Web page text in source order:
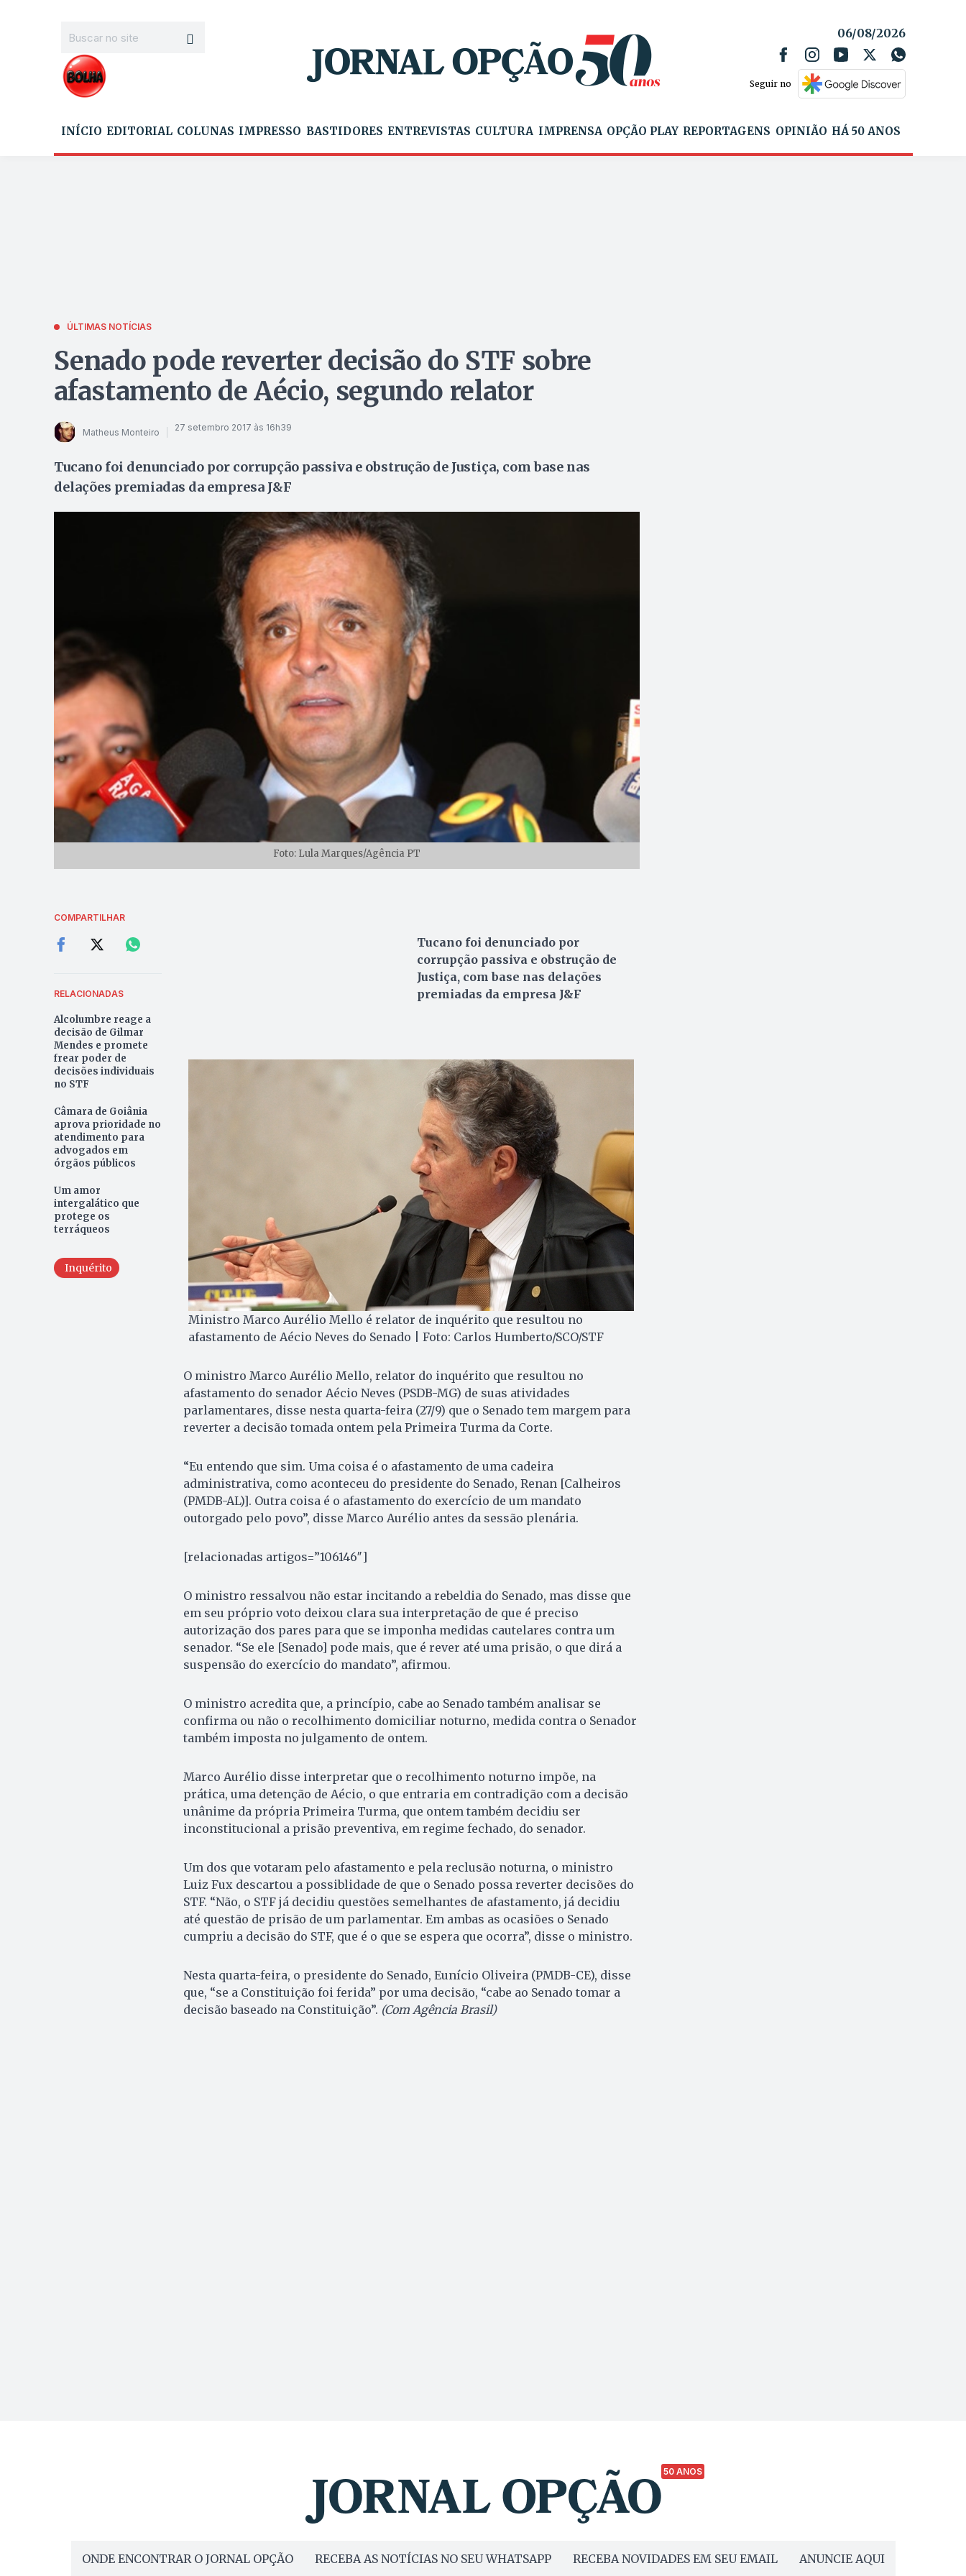
06/08/2026
Seguir no
INÍCIO EDITORIAL COLUNAS IMPRESSO BASTIDORES ENTREVISTAS CULTURA IMPRENSA OPÇÃO PLAY REPORTAGENS OPINIÃO HÁ 50 ANOS
ÚLTIMAS NOTÍCIAS
Senado pode reverter decisão do STF sobre
afastamento de Aécio, segundo relator
Matheus Monteiro 27 setembro 2017 às 16h39
Tucano foi denunciado por corrupção passiva e obstrução de Justiça, com base nas
delações premiadas da empresa J&F
Foto: Lula Marques/Agência PT
COMPARTILHAR
RELACIONADAS
Alcolumbre reage a
decisão de Gilmar
Mendes e promete
frear poder de
decisões individuais
no STF
Câmara de Goiânia
aprova prioridade no
atendimento para
advogados em
órgãos públicos
Um amor
intergalático que
protege os
terráqueos
Inquérito
Tucano foi denunciado por
corrupção passiva e obstrução de
Justiça, com base nas delações
premiadas da empresa J&F
Ministro Marco Aurélio Mello é relator de inquérito que resultou no
afastamento de Aécio Neves do Senado | Foto: Carlos Humberto/SCO/STF
O ministro Marco Aurélio Mello, relator do inquérito que resultou no
afastamento do senador Aécio Neves (PSDB-MG) de suas atividades
parlamentares, disse nesta quarta-feira (27/9) que o Senado tem margem para
reverter a decisão tomada ontem pela Primeira Turma da Corte.
“Eu entendo que sim. Uma coisa é o afastamento de uma cadeira
administrativa, como aconteceu do presidente do Senado, Renan [Calheiros
(PMDB-AL)]. Outra coisa é o afastamento do exercício de um mandato
outorgado pelo povo”, disse Marco Aurélio antes da sessão plenária.
[relacionadas artigos=”106146″]
O ministro ressalvou não estar incitando a rebeldia do Senado, mas disse que
em seu próprio voto deixou clara sua interpretação de que é preciso
autorização dos pares para que se imponha medidas cautelares contra um
senador. “Se ele [Senado] pode mais, que é rever até uma prisão, o que dirá a
suspensão do exercício do mandato”, afirmou.
O ministro acredita que, a princípio, cabe ao Senado também analisar se
confirma ou não o recolhimento domiciliar noturno, medida contra o Senador
também imposta no julgamento de ontem.
Marco Aurélio disse interpretar que o recolhimento noturno impõe, na
prática, uma detenção de Aécio, o que entraria em contradição com a decisão
unânime da própria Primeira Turma, que ontem também decidiu ser
inconstitucional a prisão preventiva, em regime fechado, do senador.
Um dos que votaram pelo afastamento e pela reclusão noturna, o ministro
Luiz Fux descartou a possiblidade de que o Senado possa reverter decisões do
STF. “Não, o STF já decidiu questões semelhantes de afastamento, já decidiu
até questão de prisão de um parlamentar. Em ambas as ocasiões o Senado
cumpriu a decisão do STF, que é o que se espera que ocorra”, disse o ministro.
Nesta quarta-feira, o presidente do Senado, Eunício Oliveira (PMDB-CE), disse
que, “se a Constituição foi ferida” por uma decisão, “cabe ao Senado tomar a
decisão baseado na Constituição”. (Com Agência Brasil)
50 ANOS
ONDE ENCONTRAR O JORNAL OPÇÃO RECEBA AS NOTÍCIAS NO SEU WHATSAPP RECEBA NOVIDADES EM SEU EMAIL ANUNCIE AQUI